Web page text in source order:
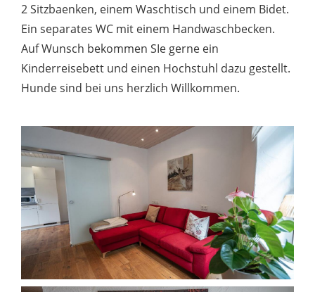
2 Sitzbaenken, einem Waschtisch und einem Bidet.
Ein separates WC mit einem Handwaschbecken.
Auf Wunsch bekommen SIe gerne ein
Kinderreisebett und einen Hochstuhl dazu gestellt.
Hunde sind bei uns herzlich Willkommen.